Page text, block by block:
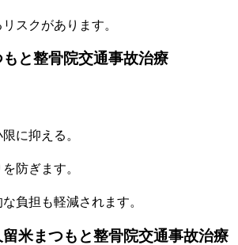
スクがあります。
と整骨院交通事故治療
に抑える。
防ぎます。
負担も軽減されます。
米まつもと整骨院交通事故治療